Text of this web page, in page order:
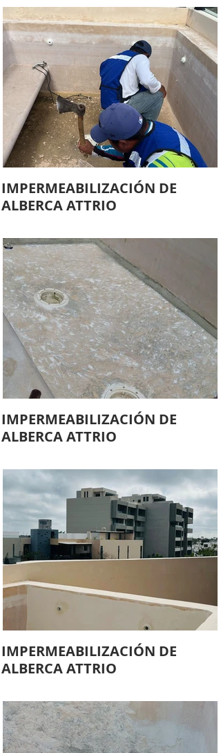
IMPERMEABILIZACIÓN DE
ALBERCA ATTRIO
IMPERMEABILIZACIÓN DE
ALBERCA ATTRIO
IMPERMEABILIZACIÓN DE
ALBERCA ATTRIO